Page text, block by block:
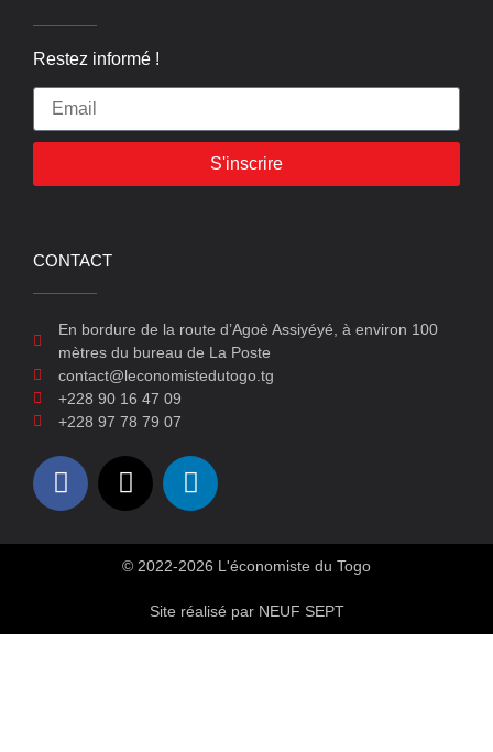
Restez informé !
S'inscrire
CONTACT
En bordure de la route d’Agoè Assiyéyé, à environ 100
mètres du bureau de La Poste
contact@leconomistedutogo.tg
+228 90 16 47 09
+228 97 78 79 07
© 2022-2026 L'économiste du Togo
Site réalisé par NEUF SEPT